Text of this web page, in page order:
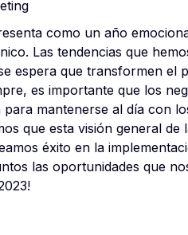
como un año
Las tendencias que
espera que transformen el
es importante que los
mantenerse al día con
que esta visión general
éxito en la
las oportunidades que